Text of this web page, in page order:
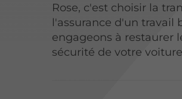
Rose, c'est choisir la
l'assurance d'un travail
engageons à restaurer
sécurité de votre